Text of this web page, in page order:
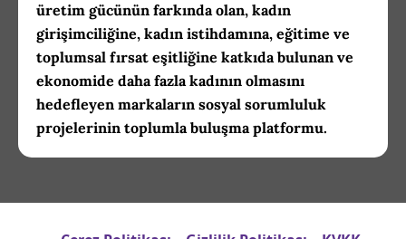
üretim gücünün farkında olan, kadın
girişimciliğine, kadın istihdamına, eğitime ve
toplumsal fırsat eşitliğine katkıda bulunan ve
ekonomide daha fazla kadının olmasını
hedefleyen markaların sosyal sorumluluk
projelerinin toplumla buluşma platformu.